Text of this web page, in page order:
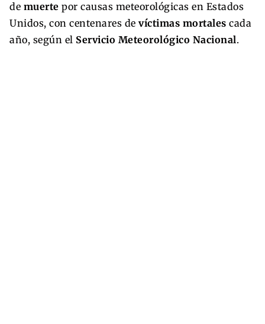
de muerte por causas meteorológicas en Estados
Unidos, con centenares de víctimas mortales cada
año, según el Servicio Meteorológico Nacional.